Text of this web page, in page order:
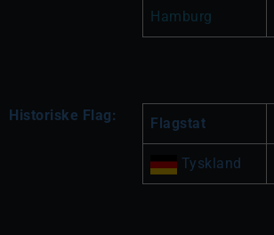
Hamburg
Historiske Flag: Flagstat
Tyskland